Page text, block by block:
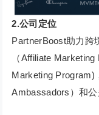
2.公司定位
PartnerBoost助力跨
（Affiliate
Marketing Program)
Ambassadors）和公